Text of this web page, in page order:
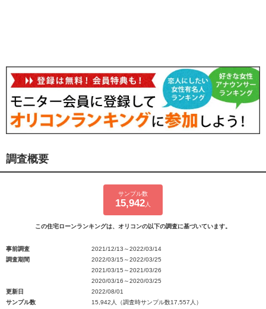
調査概要
サンプル数
15,942 人
この住宅ローンランキングは、オリコンの以下の調査に基づいています。
事前調査
2021/12/13～2022/03/14
調査期間
2022/03/15～2022/03/25
2021/03/15～2021/03/26
2020/03/16～2020/03/25
更新日
2022/08/01
サンプル数
15,942人（調査時サンプル数17,557人）